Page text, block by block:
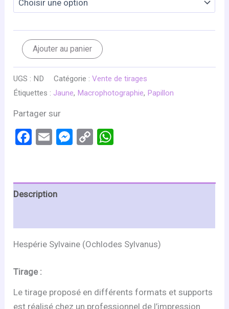
quantité
CHINOISES
Ajouter au panier
UGS : ND Catégorie :Vente de tirages
Étiquettes :Jaune, Macrophotographie, Papillon
Partager sur
Facebook
EmailMessenger
Copy
Description
Hespérie Sylvaine (Ochlodes Sylvanus)
Tirage :
Le tirage proposé en différents formats et supports
est réalisé chez un professionnel de l’impression